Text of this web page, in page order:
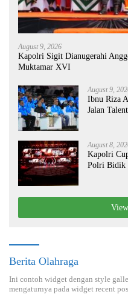
August 9, 2026
Kapolri Sigit Dianugerahi
Muktamar XVI
August 9,
Ibnu Riza
Jalan
August 8,
Kapolri
Polri Bidik
Berita Olahraga
Ini contoh widget dengan style
mengaturnya pada widget recent